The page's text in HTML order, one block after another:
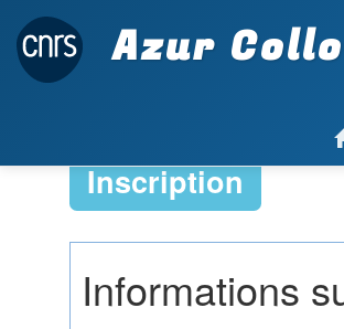
Azur
Inscription
Informations